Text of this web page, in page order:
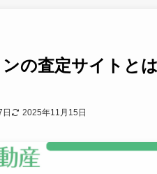
の査定サイトと
2025年11月15日